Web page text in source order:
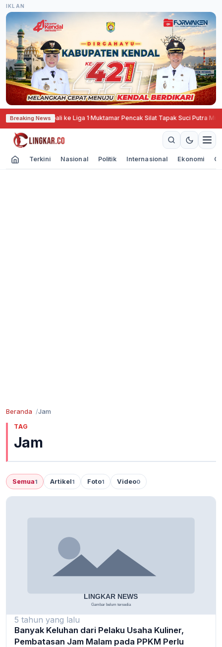
IKLAN
Breaking News
PSIS Kembali ke Liga 1·Muktamar Pencak Silat Tapak Suci Putra
Terkini Nasional Politik Internasional Ekonomi
Beranda Jam
TAG
Jam
Semua1 Artikel1 Foto1 Video0
5 tahun yang lalu
Banyak Keluhan dari Pelaku Usaha Kuliner,
Pembatasan Jam Malam pada PPKM Perlu